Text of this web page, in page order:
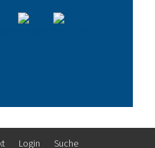
Login Suche